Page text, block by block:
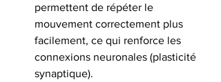
permettent de répéter le
mouvement correctement plus
facilement, ce qui renforce les
connexions neuronales (plasticité
synaptique).